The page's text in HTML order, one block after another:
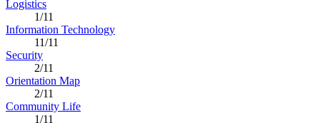
Logistics
1/11
Information Technology
11/11
Security
2/11
Orientation Map
2/11
Community Life
1/11